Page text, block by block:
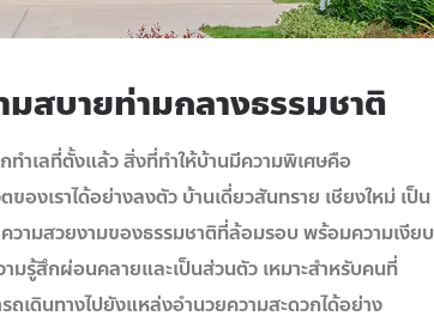
สบายท่ามกลางธรรมชาติ
ำเลที่ตั้งแล้ว สิ่งที่ทำให้บ้านมีความพิเศษคือ
องเราได้อย่างลงตัว บ้านเดี่ยวสันทราย เชียงใหม่ เป็น
ามสวยงามของธรรมชาติที่ล้อมรอบ พร้อมความเงียบ
มรู้สึกผ่อนคลายและเป็นส่วนตัว เหมาะสำหรับคนที่
เดินทางไปยังแหล่งอำนวยความสะดวกได้อย่าง